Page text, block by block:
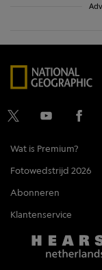
Wat is Premium?
Fotowedstrijd 2026
Abonneren
Klantenservice